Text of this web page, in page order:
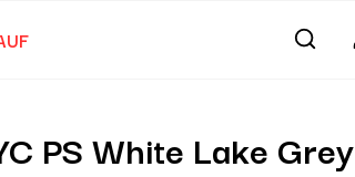
PS White Lake Grey